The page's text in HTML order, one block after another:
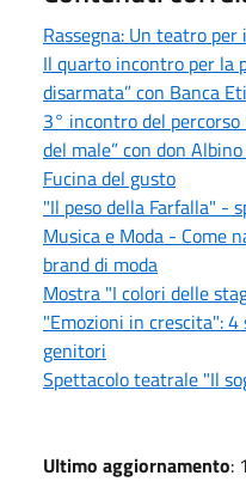
Rassegna: Un teatro per
Il quarto incontro per la
disarmata” con Banca
3° incontro del
del male” con don
Fucina del gusto
"Il peso della Farfalla" -
Musica e Moda - Come
brand di moda
Mostra "I colori delle
"Emozioni in crescita":
genitori
Spettacolo teatrale "Il
Ultimo aggiornamento: